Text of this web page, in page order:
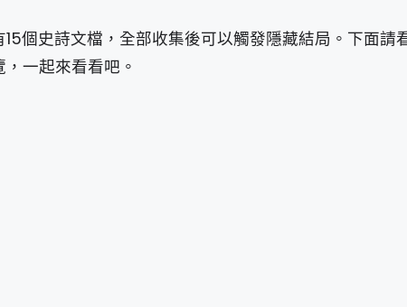
15個史詩文檔，全部收集後可以觸發隱藏結局。下面請
一起來看看吧。